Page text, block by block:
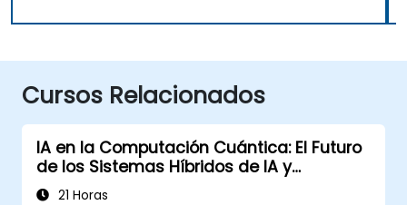
Cursos Relacionados
IA en la Computación Cuántica: El Futuro
de los Sistemas Híbridos de IA y
Computación Cuántica
21 Horas